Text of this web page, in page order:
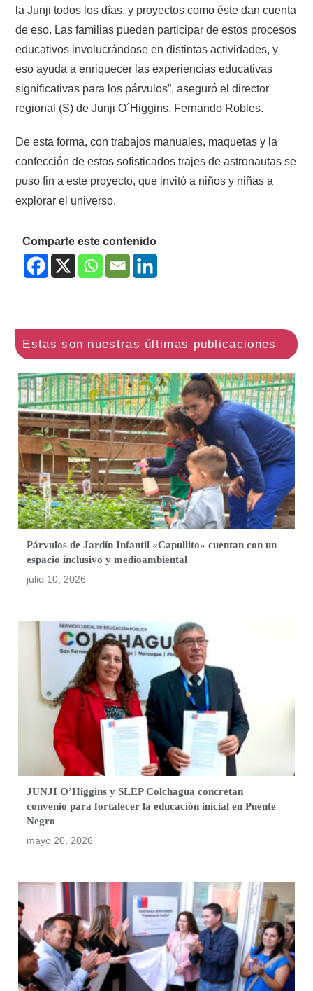
la Junji todos los días, y proyectos como éste dan cuenta
de eso. Las familias pueden participar de estos procesos
educativos involucrándose en distintas actividades, y
eso ayuda a enriquecer las experiencias educativas
significativas para los párvulos”, aseguró el director
regional (S) de Junji O´Higgins, Fernando Robles.
De esta forma, con trabajos manuales, maquetas y la
confección de estos sofisticados trajes de astronautas se
puso fin a este proyecto, que invitó a niños y niñas a
explorar el universo.
Comparte este contenido
Párvulos de Jardín Infantil «Capullito» cuentan con un
espacio inclusivo y medioambiental
julio 10, 2026
JUNJI O’Higgins y SLEP Colchagua concretan
convenio para fortalecer la educación inicial en Puente
Negro
mayo 20, 2026